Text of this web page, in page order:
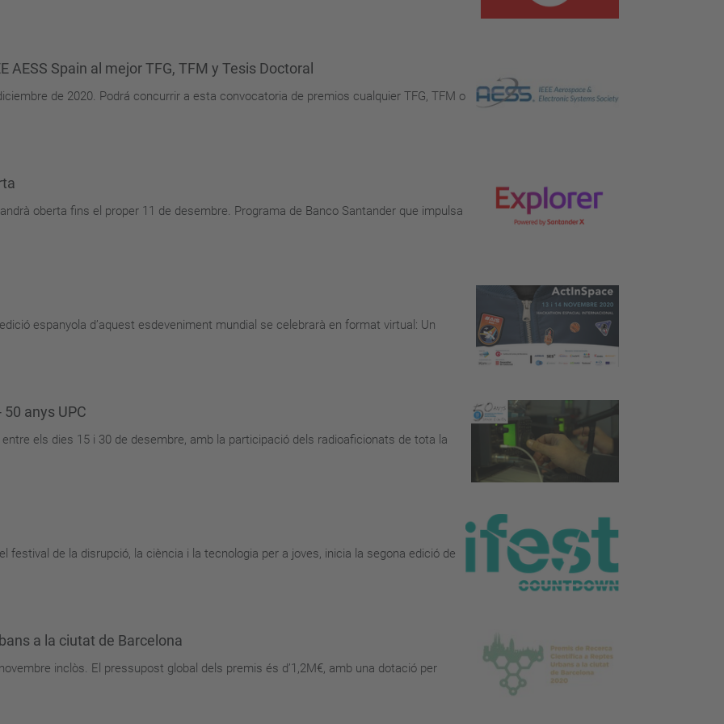
Spain al mejor TFG, TFM y Tesis Doctoral
de 2020. Podrá concurrir a esta convocatoria de premios cualquier TFG, TFM o
oberta fins el proper 11 de desembre. Programa de Banco Santander que impulsa
espanyola d’aquest esdeveniment mundial se celebrarà en format virtual: Un
anys UPC
els dies 15 i 30 de desembre, amb la participació dels radioaficionats de tota la
festival de la disrupció, la ciència i la tecnologia per a joves, inicia la segona edició de
a la ciutat de Barcelona
inclòs. El pressupost global dels premis és d’1,2M€, amb una dotació per